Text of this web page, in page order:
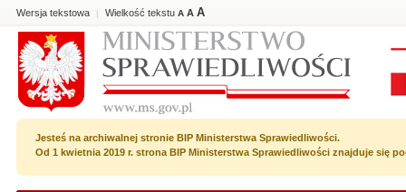
Wersja tekstowa | Wielkość tekstu A A A
Jesteś na archiwalnej stronie BIP Ministerstwa Sprawiedliwości.
Od 1 kwietnia 2019 r. strona BIP Ministerstwa Sprawiedliwości znajduje się